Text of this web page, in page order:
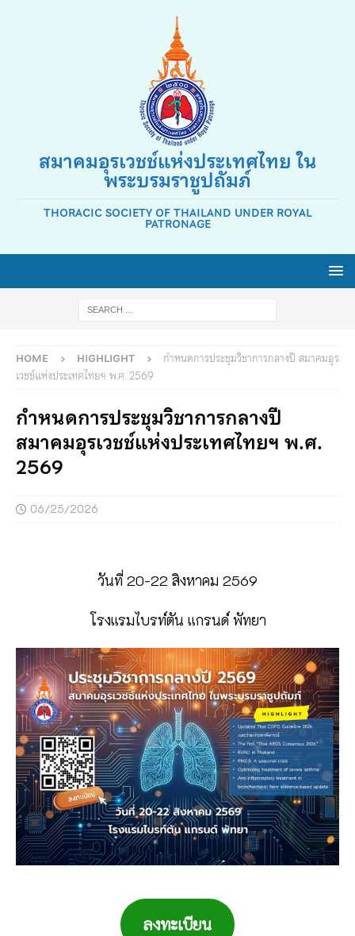
สมาคมอุรเวชช์แห่งประเทศไทย ใน
พระบรมราชูปถัมภ์
THORACIC SOCIETY OF THAILAND UNDER ROYAL
PATRONAGE
HOME HIGHLIGHT
กำหนดการประชุมวิชาการกลางปี สมาคมอุร
เวชช์แห่งประเทศไทยฯ พ.ศ. 2569
กำหนดการประชุมวิชาการกลางปี
สมาคมอุรเวชช์แห่งประเทศไทยฯ พ.ศ.
2569
06/25/2026
วันที่ 20-22 สิงหาคม 2569
โรงแรมไบรท์ตัน แกรนด์ พัทยา
ลงทะเบียน